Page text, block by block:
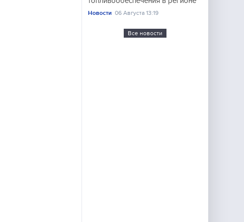
Новости 06 Августа 13:19
Все новости